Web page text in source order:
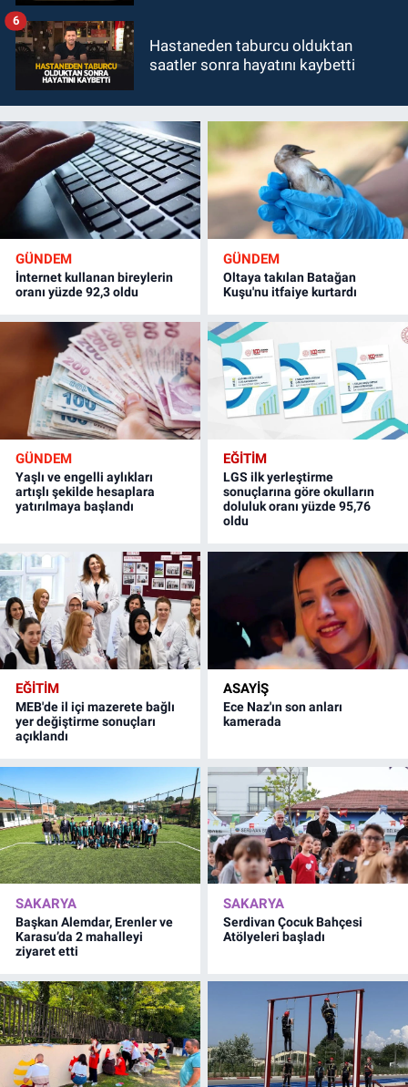
Hastaneden taburcu olduktan
saatler sonra hayatını kaybetti
6
GÜNDEM
İnternet kullanan bireylerin
oranı yüzde 92,3 oldu
GÜNDEM
Oltaya takılan Batağan
Kuşu'nu itfaiye kurtardı
GÜNDEM
Yaşlı ve engelli aylıkları
artışlı şekilde hesaplara
yatırılmaya başlandı
EĞİTİM
LGS ilk yerleştirme
sonuçlarına göre okulların
doluluk oranı yüzde 95,76
oldu
EĞİTİM
MEB'de il içi mazerete bağlı
yer değiştirme sonuçları
açıklandı
ASAYİŞ
Ece Naz'ın son anları
kamerada
SAKARYA
Başkan Alemdar, Erenler ve
Karasu’da 2 mahalleyi
ziyaret etti
SAKARYA
Serdivan Çocuk Bahçesi
Atölyeleri başladı